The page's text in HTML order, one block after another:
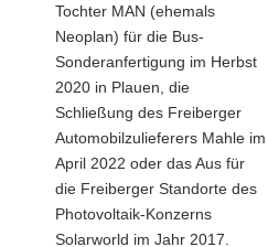
Tochter MAN (ehemals
Neoplan) für die Bus-
Sonderanfertigung im Herbst
2020 in Plauen, die
Schließung des Freiberger
Automobilzulieferers Mahle im
April 2022 oder das Aus für
die Freiberger Standorte des
Photovoltaik-Konzerns
Solarworld im Jahr 2017.